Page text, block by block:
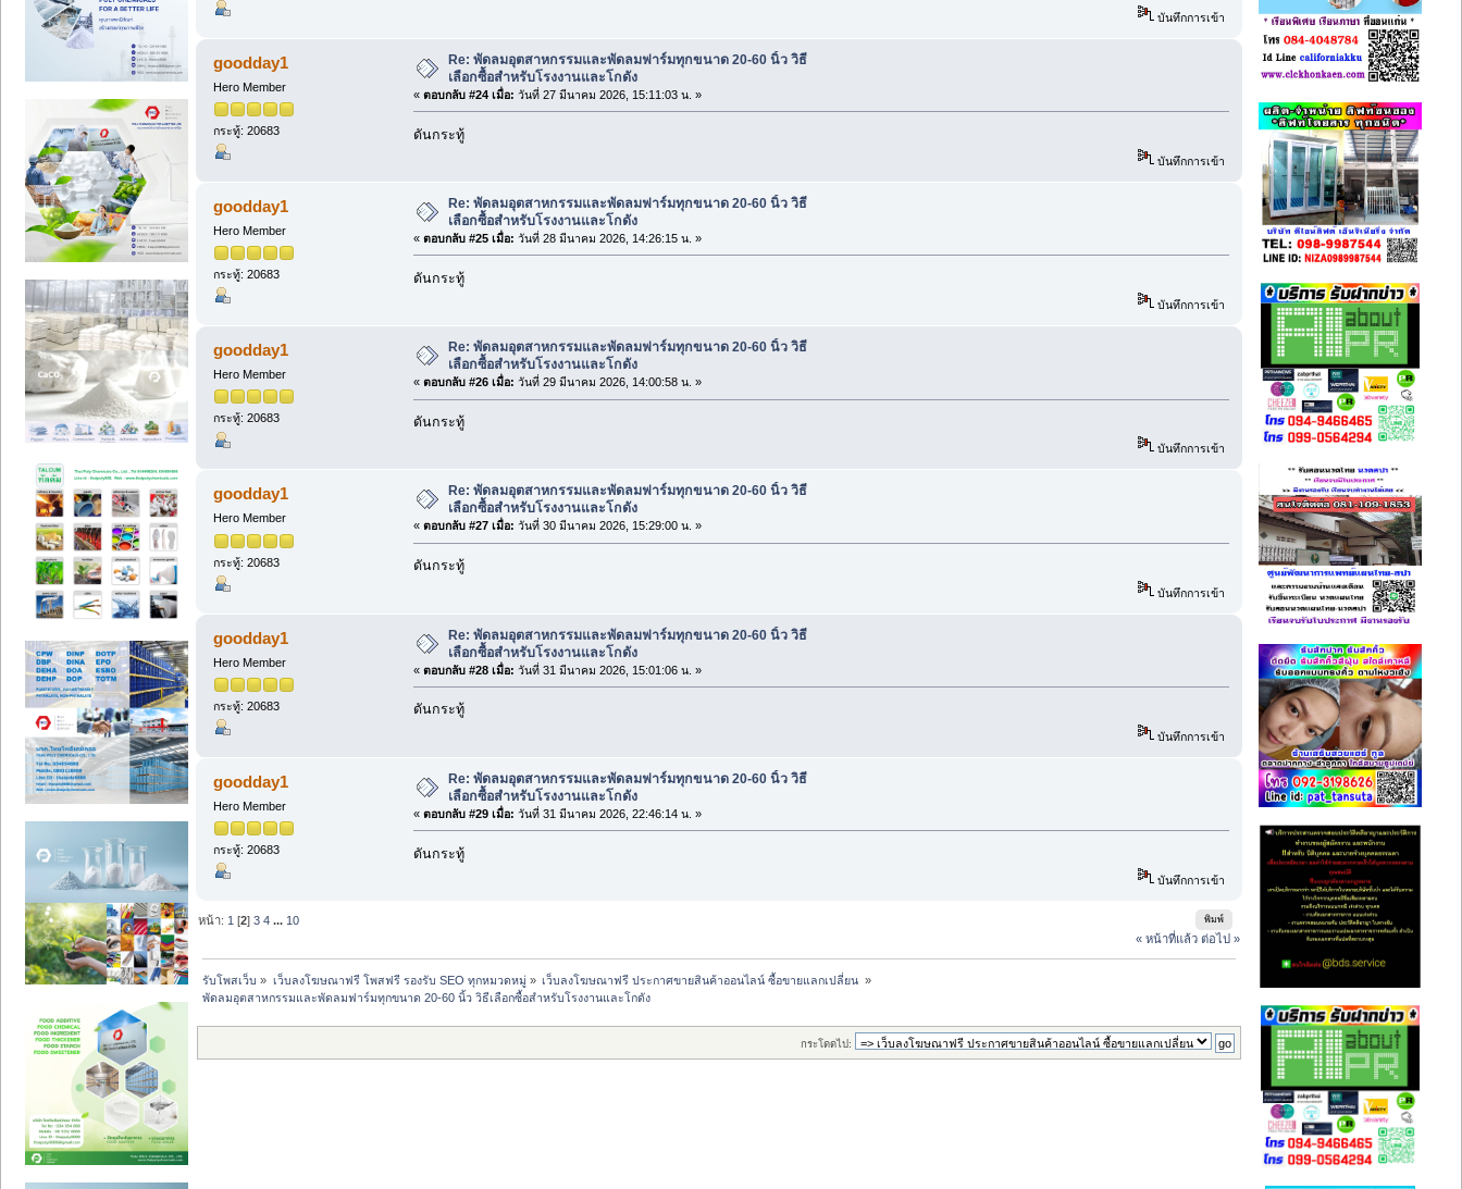
บันทึกการเข้า
goodday1
Hero Member
กระทู้: 20683
Re: พัดลมอุตสาหกรรมและพัดลมฟาร์มทุกขนาด 20-60 นิ้ว วิธี
เลือกซื้อสำหรับโรงงานและโกดัง
« ตอบกลับ #24 เมื่อ: วันที่ 27 มีนาคม 2026, 15:11:03 น. »
ดันกระทู้
บันทึกการเข้า
goodday1
Hero Member
กระทู้: 20683
Re: พัดลมอุตสาหกรรมและพัดลมฟาร์มทุกขนาด 20-60 นิ้ว วิธี
เลือกซื้อสำหรับโรงงานและโกดัง
« ตอบกลับ #25 เมื่อ: วันที่ 28 มีนาคม 2026, 14:26:15 น. »
ดันกระทู้
บันทึกการเข้า
goodday1
Hero Member
กระทู้: 20683
Re: พัดลมอุตสาหกรรมและพัดลมฟาร์มทุกขนาด 20-60 นิ้ว วิธี
เลือกซื้อสำหรับโรงงานและโกดัง
« ตอบกลับ #26 เมื่อ: วันที่ 29 มีนาคม 2026, 14:00:58 น. »
ดันกระทู้
บันทึกการเข้า
goodday1
Hero Member
กระทู้: 20683
Re: พัดลมอุตสาหกรรมและพัดลมฟาร์มทุกขนาด 20-60 นิ้ว วิธี
เลือกซื้อสำหรับโรงงานและโกดัง
« ตอบกลับ #27 เมื่อ: วันที่ 30 มีนาคม 2026, 15:29:00 น. »
ดันกระทู้
บันทึกการเข้า
goodday1
Hero Member
กระทู้: 20683
Re: พัดลมอุตสาหกรรมและพัดลมฟาร์มทุกขนาด 20-60 นิ้ว วิธี
เลือกซื้อสำหรับโรงงานและโกดัง
« ตอบกลับ #28 เมื่อ: วันที่ 31 มีนาคม 2026, 15:01:06 น. »
ดันกระทู้
บันทึกการเข้า
goodday1
Hero Member
กระทู้: 20683
Re: พัดลมอุตสาหกรรมและพัดลมฟาร์มทุกขนาด 20-60 นิ้ว วิธี
เลือกซื้อสำหรับโรงงานและโกดัง
« ตอบกลับ #29 เมื่อ: วันที่ 31 มีนาคม 2026, 22:46:14 น. »
ดันกระทู้
บันทึกการเข้า
พิมพ์
หน้า: 1 [2]3 4 ... 10
« หน้าที่แล้ว ต่อไป »
รับโพสเว็บ » เว็บลงโฆษณาฟรี โพสฟรี รองรับ SEO ทุกหมวดหมู่» เว็บลงโฆษณาฟรี ประกาศขายสินค้าออนไลน์ ซื้อขายแลกเปลี่ยน »
พัดลมอุตสาหกรรมและพัดลมฟาร์มทุกขนาด 20-60 นิ้ว วิธีเลือกซื้อสำหรับโรงงานและโกดัง
กระโดดไป: